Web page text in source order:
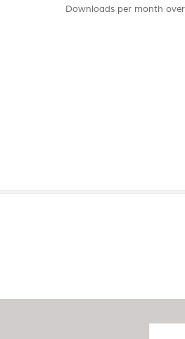
Downloads per month